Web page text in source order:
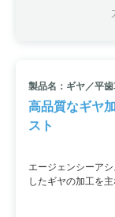
製品名：ギヤ／平
高品質なギヤ
スト
エージェンシーア
したギヤの加工を
55の硬度を実現し
様々な加工方法に